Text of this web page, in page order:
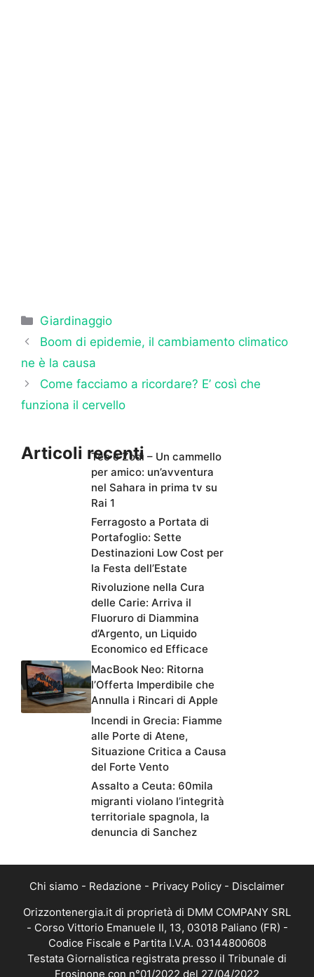
Categorie
Giardinaggio
Boom di epidemie, il cambiamento climatico
ne è la causa
Come facciamo a ricordare? E’ così che
funziona il cervello
Articoli recentiTeo e Zodì – Un cammello
per amico: un’avventura
nel Sahara in prima tv su
Rai 1
Ferragosto a Portata di
Portafoglio: Sette
Destinazioni Low Cost per
la Festa dell’Estate
Rivoluzione nella Cura
delle Carie: Arriva il
Fluoruro di Diammina
d’Argento, un Liquido
Economico ed Efficace
MacBook Neo: Ritorna
l’Offerta Imperdibile che
Annulla i Rincari di Apple
Incendi in Grecia: Fiamme
alle Porte di Atene,
Situazione Critica a Causa
del Forte Vento
Assalto a Ceuta: 60mila
migranti violano l’integrità
territoriale spagnola, la
denuncia di Sanchez
Chi siamo - Redazione - Privacy Policy - Disclaimer
Orizzontenergia.it di proprietà di DMM COMPANY SRL
- Corso Vittorio Emanuele II, 13, 03018 Paliano (FR) -
Codice Fiscale e Partita I.V.A. 03144800608
Testata Giornalistica registrata presso il Tribunale di
Frosinone con n°01/2022 del 27/04/2022